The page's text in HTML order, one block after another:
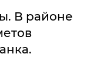
В районе